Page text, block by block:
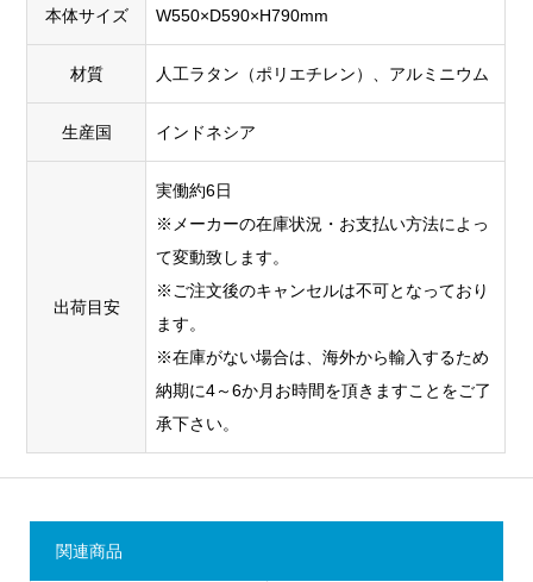
本体サイズ W550×D590×H790mm
材質 人工ラタン（ポリエチレン）、アルミニウム
生産国 インドネシア
出荷目安
実働約6日
※メーカーの在庫状況・お支払い方法によっ
て変動致します。
※ご注文後のキャンセルは不可となっており
ます。
※在庫がない場合は、海外から輸入するため
納期に4～6か月お時間を頂きますことをご了
承下さい。
関連商品